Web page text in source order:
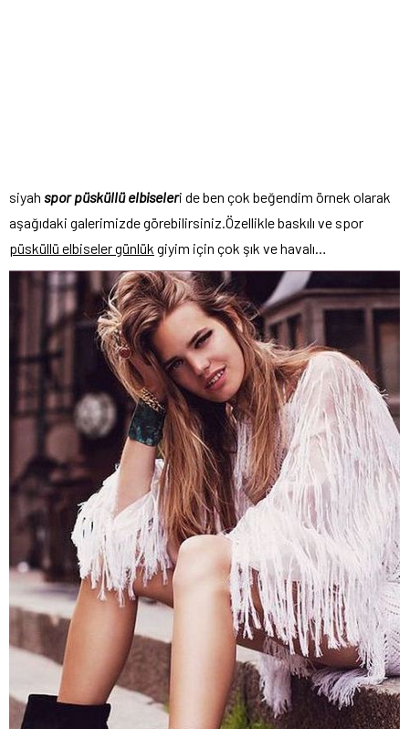
siyah spor püsküllü elbiseleri de ben çok beğendim örnek olarak
aşağıdaki galerimizde görebilirsiniz.Özellikle baskılı ve spor
püsküllü elbiseler günlük giyim için çok şık ve havalı…